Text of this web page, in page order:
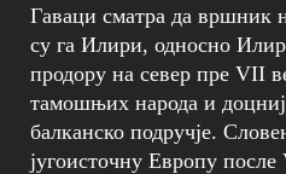
Гаваци сматра да вршник
су га Илири, односно
продору на север пре VII
тамошњих народа и
балканско подручје.
југоисточну Европу после